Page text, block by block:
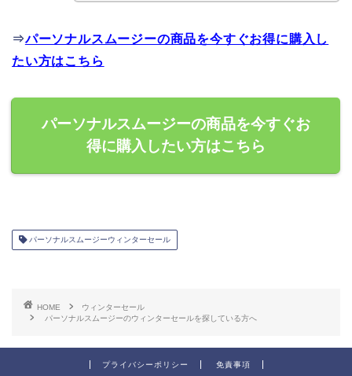
⇒パーソナルスムージーの商品を今すぐお得に購入し
たい方はこちら
パーソナルスムージーの商品を今すぐお
得に購入したい方はこちら
パーソナルスムージーウィンターセール
HOME
ウィンターセール
パーソナルスムージーのウィンターセールを探している方へ
プライバシーポリシー 免責事項